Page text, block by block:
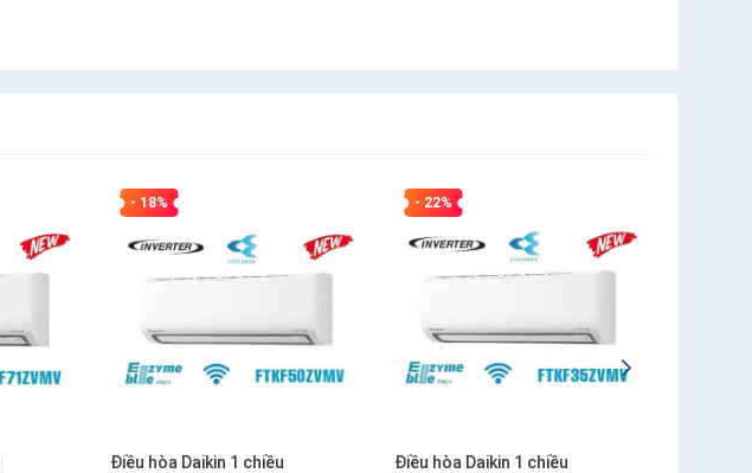
- 18%
Điều hòa Daikin 1 chiều
- 22%
Điều hòa Daikin 1 chiều